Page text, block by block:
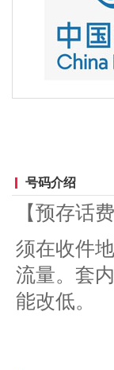
号码介绍
【预存话
须在收件
流量。套
能改低。